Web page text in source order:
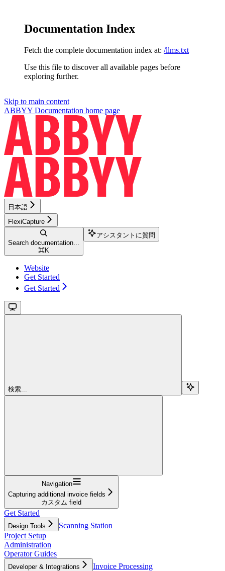
Documentation Index
Fetch the complete documentation index at: /llms.txt
Use this file to discover all available pages before
exploring further.
Skip to main content
ABBYY Documentation home page
日本語
FlexiCapture
Search documentation...
⌘K
アシスタントに質問
Website
Get Started
Get Started
検索...
Navigation
Capturing additional invoice fields
カスタム field
Get Started
Design Tools
Scanning Station
Project Setup
Administration
Operator Guides
Developer & Integrations
Invoice Processing